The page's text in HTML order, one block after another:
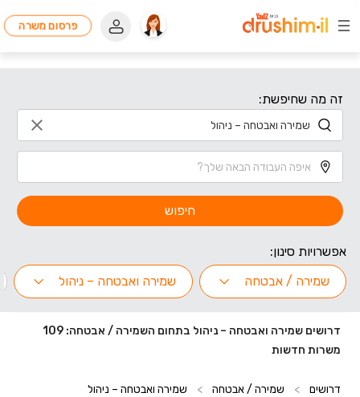
פרסום משרה
זה מה שחיפשת:
חיפוש
אפשרויות סינון:
שמירה / אבטחה
שמירה ואבטחה – ניהול
דרושים שמירה ואבטחה – ניהול בתחום השמירה / אבטחה: 109
משרות חדשות
דרושים > שמירה / אבטחה > שמירה ואבטחה – ניהול